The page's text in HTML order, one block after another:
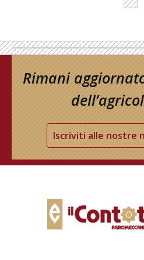
Rimani
Iscriviti alle nostre